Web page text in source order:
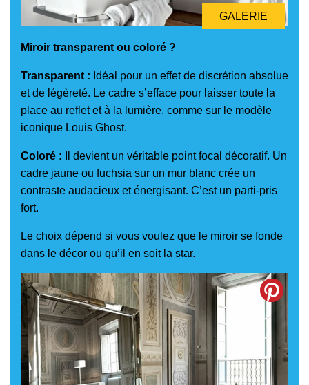
GALERIE
Miroir transparent ou coloré ?
Transparent : Idéal pour un effet de discrétion absolue
et de légèreté. Le cadre s’efface pour laisser toute la
place au reflet et à la lumière, comme sur le modèle
iconique Louis Ghost.
Coloré : Il devient un véritable point focal décoratif. Un
cadre jaune ou fuchsia sur un mur blanc crée un
contraste audacieux et énergisant. C’est un parti-pris
fort.
Le choix dépend si vous voulez que le miroir se fonde
dans le décor ou qu’il en soit la star.